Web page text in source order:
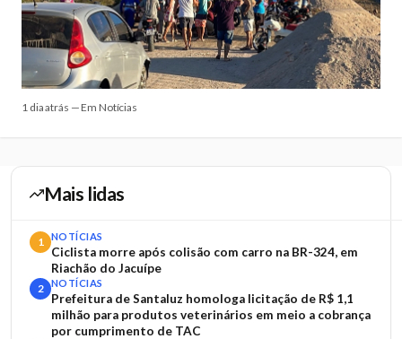
1 dia atrás — Em Notícias
Mais lidas
1 NOTÍCIAS
Ciclista morre após colisão com carro na BR-324, em
Riachão do Jacuípe
2 NOTÍCIAS
Prefeitura de Santaluz homologa licitação de R$ 1,1
milhão para produtos veterinários em meio a cobrança
por cumprimento de TAC